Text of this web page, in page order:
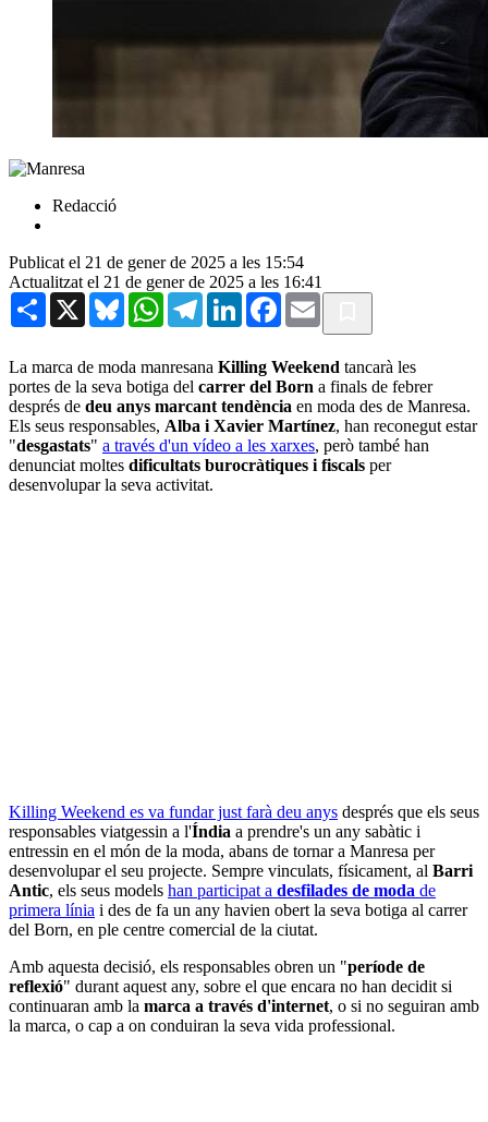
Redacció
Publicat el 21 de gener de 2025 a les 15:54
Actualitzat el 21 de gener de 2025 a les 16:41
Share X BlueskyWhatsAppTelegramLinkedInFacebook
Email
La marca de moda manresana Killing Weekend tancarà les
portes de la seva botiga del carrer del Born a finals de febrer
després de deu anys marcant tendència en moda des de Manresa.
Els seus responsables, Alba i Xavier Martínez, han reconegut estar
"desgastats" a través d'un vídeo a les xarxes, però també han
denunciat moltes dificultats burocràtiques i fiscals per
desenvolupar la seva activitat.
Killing Weekend es va fundar just farà deu anys després que els seus
responsables viatgessin a l'Índia a prendre's un any sabàtic i
entressin en el món de la moda, abans de tornar a Manresa per
desenvolupar el seu projecte. Sempre vinculats, físicament, al Barri
Antic, els seus models han participat a desfilades de moda de
primera línia i des de fa un any havien obert la seva botiga al carrer
del Born, en ple centre comercial de la ciutat.
Amb aquesta decisió, els responsables obren un "període de
reflexió" durant aquest any, sobre el que encara no han decidit si
continuaran amb la marca a través d'internet, o si no seguiran amb
la marca, o cap a on conduiran la seva vida professional.